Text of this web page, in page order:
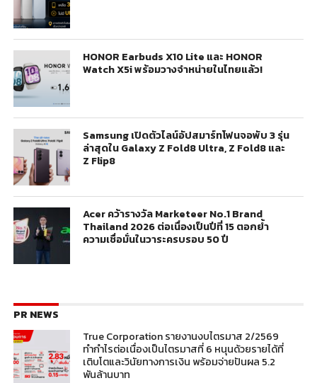
HONOR Earbuds X10 Lite และ HONOR
Watch X5i พร้อมวางจำหน่ายในไทยแล้ว!
Samsung เปิดตัวไลน์อัปสมาร์ทโฟนจอพับ 3 รุ่น
ล่าสุดใน Galaxy Z Fold8 Ultra, Z Fold8 และ
Z Flip8
Acer คว้ารางวัล Marketeer No.1 Brand
Thailand 2026 ต่อเนื่องเป็นปีที่ 15 ตอกย้ำ
ความเชื่อมั่นในวาระครบรอบ 50 ปี
PR NEWS
True Corporation รายงานงบไตรมาส 2/2569
ทำกำไรต่อเนื่องเป็นไตรมาสที่ 6 หนุนด้วยรายได้ที่
เติบโตและวินัยทางการเงิน พร้อมจ่ายปันผล 5.2
พันล้านบาท